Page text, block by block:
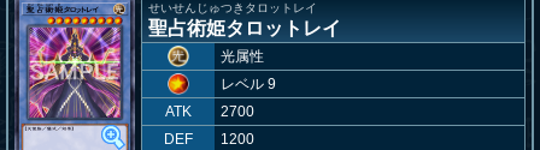
せいせんじゅつきタロットレイ
聖占術姫タロットレイ
光属性
レベル 9
ATK
2700
DEF
1200